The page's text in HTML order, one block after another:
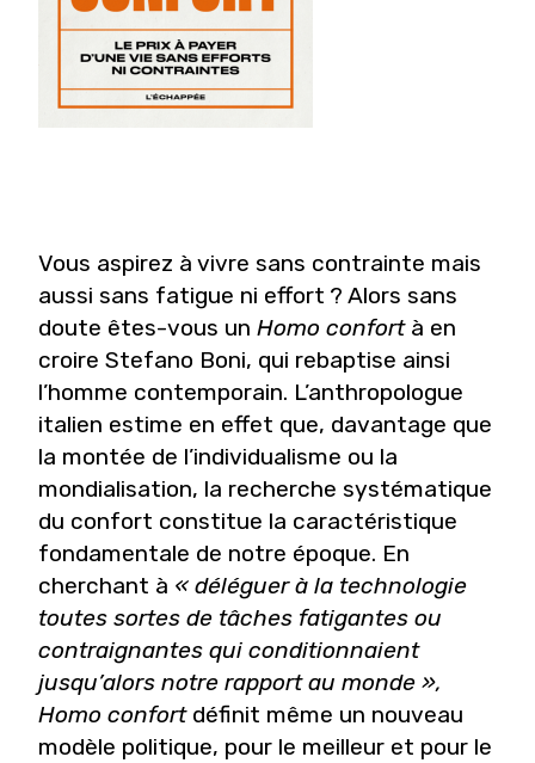
Vous aspirez à vivre sans contrainte mais
aussi sans fatigue ni effort ? Alors sans
doute êtes-vous un Homo confort à en
croire Stefano Boni, qui rebaptise ainsi
l’homme contemporain. L’anthropologue
italien estime en effet que, davantage que
la montée de l’individualisme ou la
mondialisation, la recherche systématique
du confort constitue la caractéristique
fondamentale de notre époque. En
cherchant à « déléguer à la technologie
toutes sortes de tâches fatigantes ou
contraignantes qui conditionnaient
jusqu’alors notre rapport au monde »,
Homo confort définit même un nouveau
modèle politique, pour le meilleur et pour le